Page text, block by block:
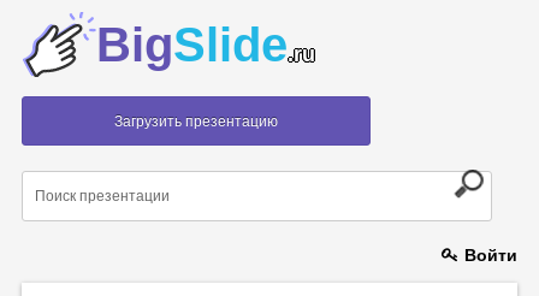
BigSlide.ru
Загрузить презентацию
Войти